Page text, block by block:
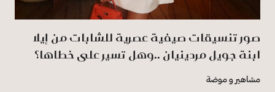
صور تنسيقات صيفية عصرية للشابات من إيلا
ابنة جويل مردينيان ..وهل تسير على خطاها؟
مشاهير و موضة